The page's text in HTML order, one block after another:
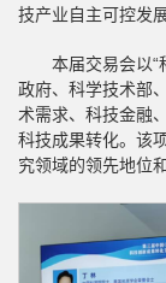
技产业自主可控发
本届交易会以“
政府、科学技术部
术需求、科技金融
科技成果转化。该
究领域的领先地位